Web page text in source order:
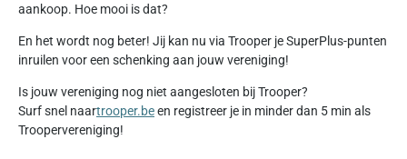
aankoop. Hoe mooi is dat?
En het wordt nog beter! Jij kan nu via Trooper je SuperPlus-punten
inruilen voor een schenking aan jouw vereniging!
Is jouw vereniging nog niet aangesloten bij Trooper?
Surf snel naartrooper.been registreer je in minder dan 5 min als
Troopervereniging!